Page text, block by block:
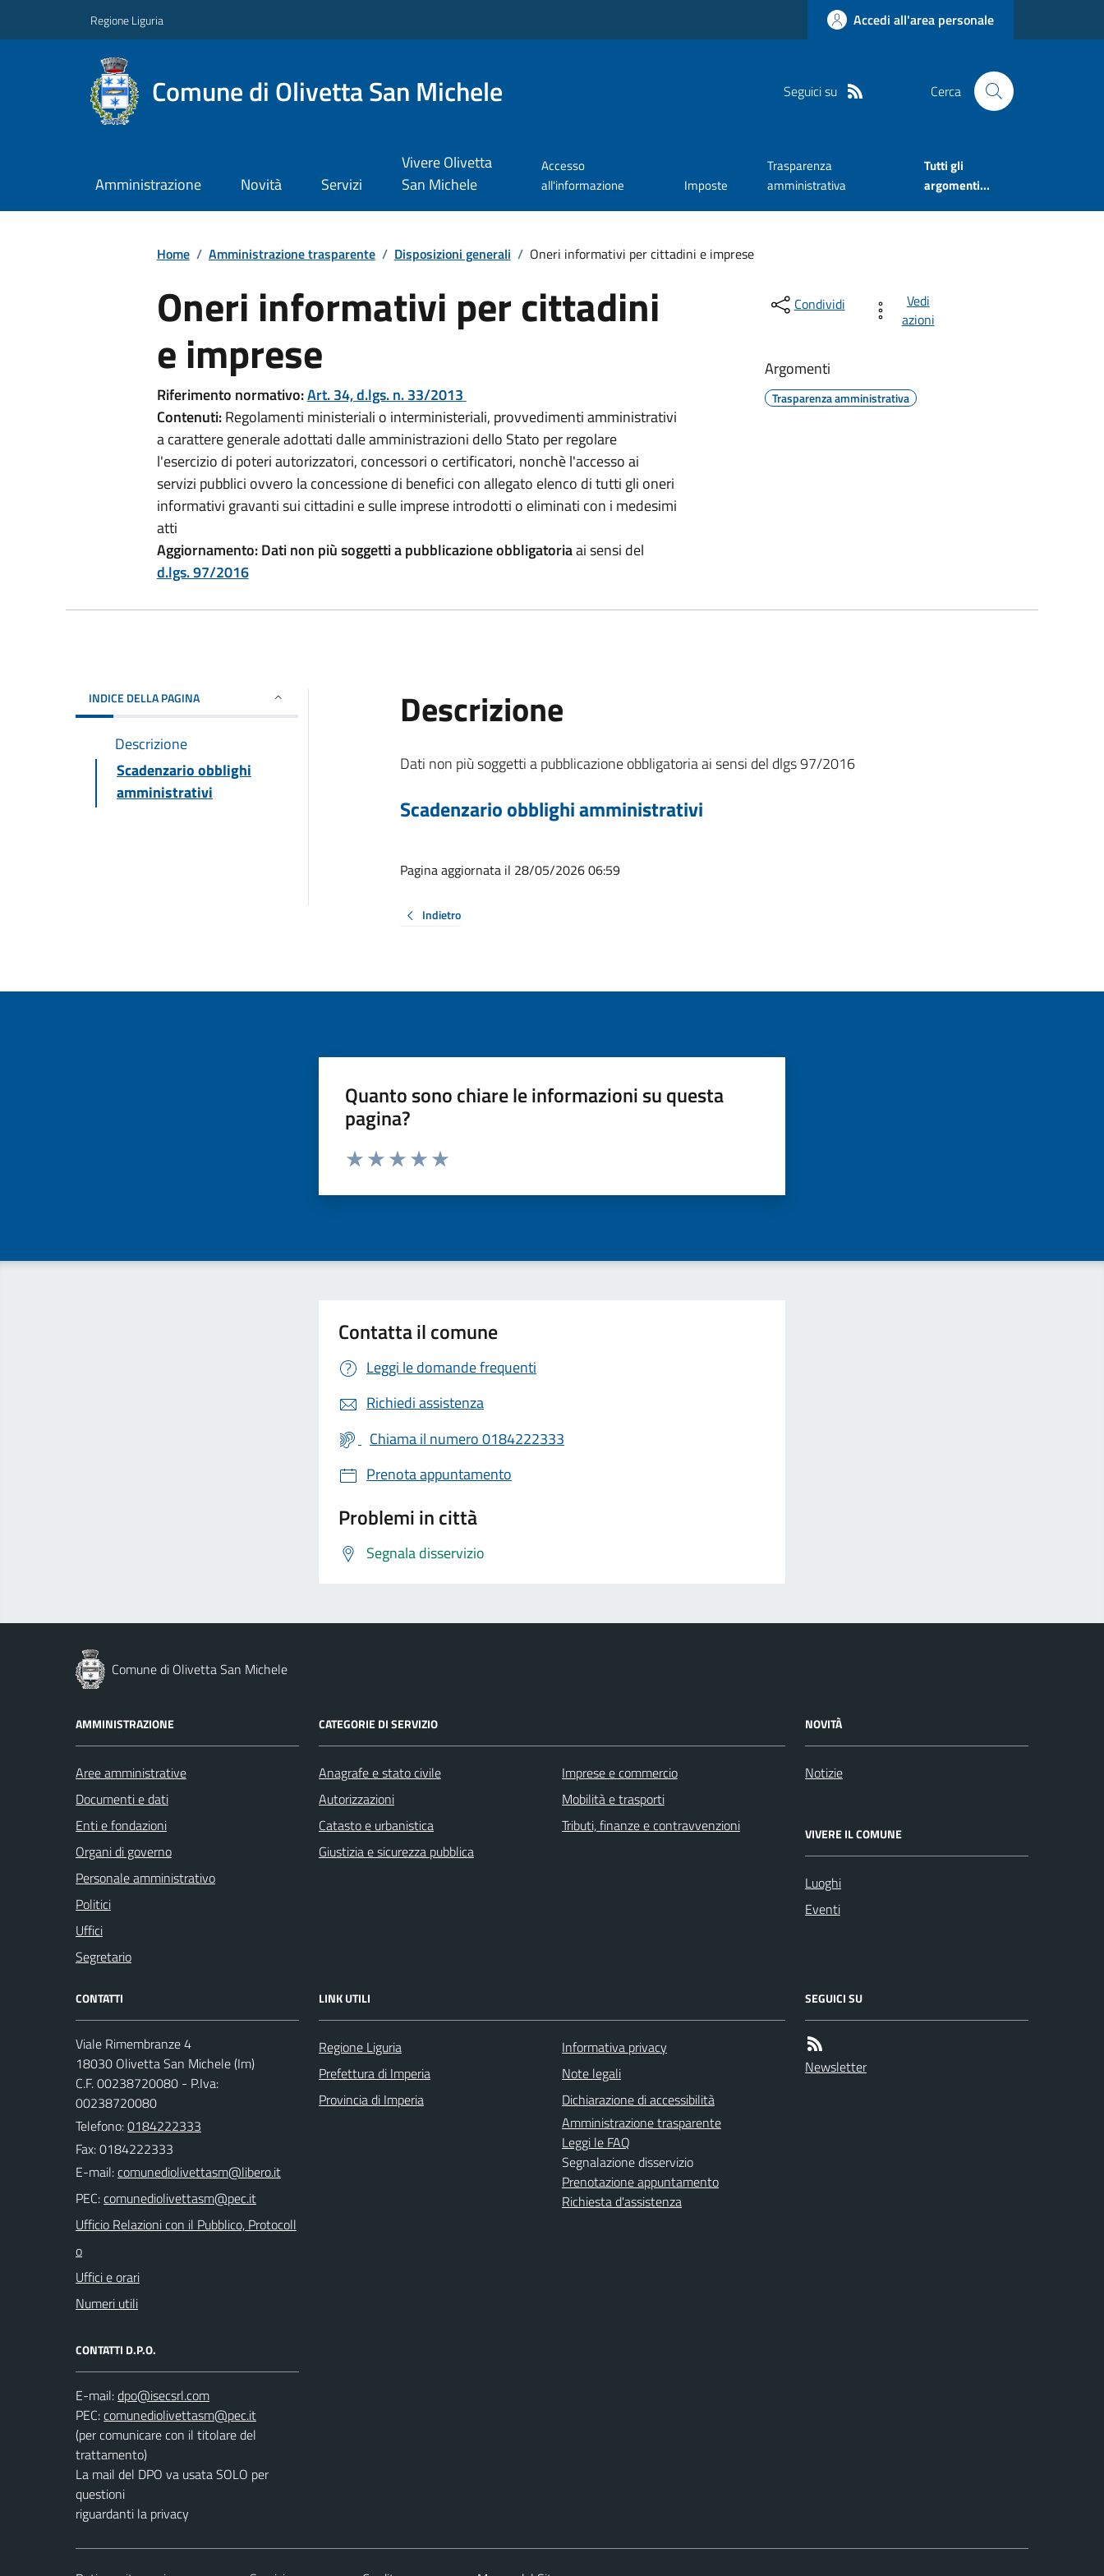
Regione Liguria Accedi all'area personale
Comune di Olivetta San Michele Seguici su Cerca
Amministrazione Novità Servizi
Vivere Olivetta
San Michele
Accesso
all'informazione
Imposte
Trasparenza
amministrativa
Tutti gli
argomenti...
Home / Amministrazione trasparente / Disposizioni generali / Oneri informativi per cittadini e imprese
Oneri informativi per cittadini
e imprese
Riferimento normativo:Art. 34, d.lgs. n. 33/2013
Contenuti:Regolamenti ministeriali o interministeriali, provvedimenti amministrativi
a carattere generale adottati dalle amministrazioni dello Stato per regolare
l'esercizio di poteri autorizzatori, concessori o certificatori, nonchè l'accesso ai
servizi pubblici ovvero la concessione di benefici con allegato elenco di tutti gli oneri
informativi gravanti sui cittadini e sulle imprese introdotti o eliminati con i medesimi
atti
Aggiornamento:Dati non più soggetti a pubblicazione obbligatoriaai sensi del
d.lgs. 97/2016
Condividi
Vedi
azioni
Argomenti
Trasparenza amministrativa
INDICE DELLA PAGINA
Descrizione
Scadenzario obblighi
amministrativi
Descrizione
Dati non più soggetti a pubblicazione obbligatoria ai sensi del dlgs 97/2016
Scadenzario obblighi amministrativi
Pagina aggiornata il 28/05/2026 06:59
Indietro
Quanto sono chiare le informazioni su questa
pagina?
Valuta da 1 a 5 stelle la pagina
Contatta il comune
Leggi le domande frequenti
Richiedi assistenza
Chiama il numero 0184222333
Prenota appuntamento
Problemi in città
Segnala disservizio
Comune di Olivetta San Michele
AMMINISTRAZIONE
Aree amministrative
Documenti e dati
Enti e fondazioni
Organi di governo
Personale amministrativo
Politici
Uffici
Segretario
CATEGORIE DI SERVIZIO
Anagrafe e stato civile
Autorizzazioni
Catasto e urbanistica
Giustizia e sicurezza pubblica
Imprese e commercio
Mobilità e trasporti
Tributi, finanze e contravvenzioni
NOVITÀ
Notizie
VIVERE IL COMUNE
Luoghi
Eventi
CONTATTI
Viale Rimembranze 4
18030 Olivetta San Michele (Im)
C.F. 00238720080 - P.Iva:
00238720080
Telefono:0184222333
Fax: 0184222333
E-mail:
PEC:
Ufficio Relazioni con il Pubblico, Protocoll
o
Uffici e orari
Numeri utili
CONTATTI D.P.O.
E-mail:
PEC:
(per comunicare con il titolare del
trattamento)
La mail del DPO va usata SOLO per
questioni
riguardanti la privacy
LINK UTILI
Regione Liguria
Prefettura di Imperia
Provincia di Imperia
Informativa privacy
Note legali
Dichiarazione di accessibilità
Amministrazione trasparente
Leggi le FAQ
Segnalazione disservizio
Prenotazione appuntamento
Richiesta d'assistenza
SEGUICI SU
Newsletter